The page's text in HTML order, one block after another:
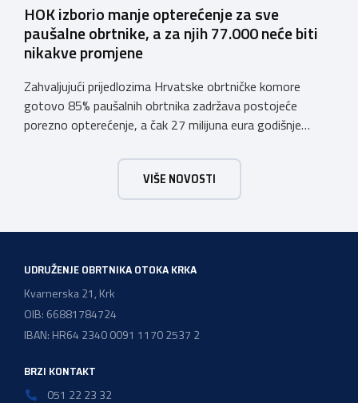
HOK izborio manje opterećenje za sve
paušalne obrtnike, a za njih 77.000 neće biti
nikakve promjene
Zahvaljujući prijedlozima Hrvatske obrtničke komore
gotovo 85% paušalnih obrtnika zadržava postojeće
porezno opterećenje, a čak 27 milijuna eura godišnje
komora pozdravlja odluku Vlade Republike Hrvatske da u
konačnom prijedlogu poreznih izmjena prihvati ključne
prijedloge HOK-a iznesene tijekom intenzivnog dijaloga s
VIŠE NOVOSTI
UDRUŽENJE OBRTNIKA OTOKA KRKA
Kvarnerska 21, Krk
OIB: 66881784724
IBAN: HR64 2340 0091 1170 2537 2
BRZI KONTAKT
051 22 23 32